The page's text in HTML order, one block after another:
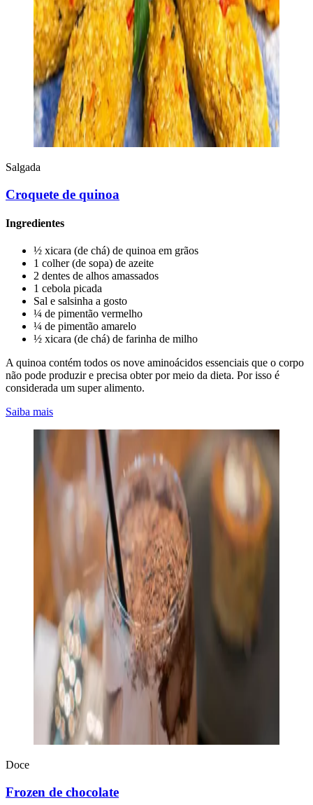
Salgada
Croquete de quinoa
Ingredientes
½ xicara (de chá) de quinoa em grãos
1 colher (de sopa) de azeite
2 dentes de alhos amassados
1 cebola picada
Sal e salsinha a gosto
¼ de pimentão vermelho
¼ de pimentão amarelo
½ xicara (de chá) de farinha de milho
A quinoa contém todos os nove aminoácidos essenciais que o corpo
não pode produzir e precisa obter por meio da dieta. Por isso é
considerada um super alimento.
Saiba mais
Doce
Frozen de chocolate